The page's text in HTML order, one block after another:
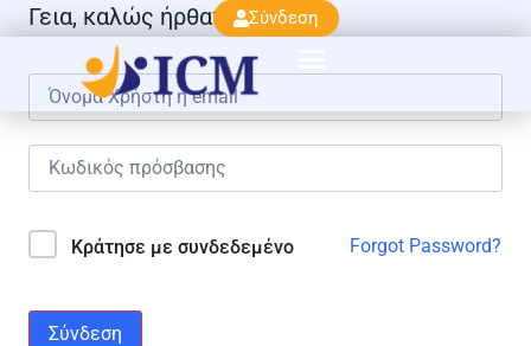
Σύνδεση
Γεια, καλώς ήρθατε πάλι!
Κράτησε με συνδεδεμένο Forgot Password?
Σύνδεση